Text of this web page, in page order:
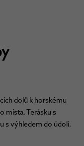
dolů k horskému
místa. Terásku s
s výhledem do údolí.